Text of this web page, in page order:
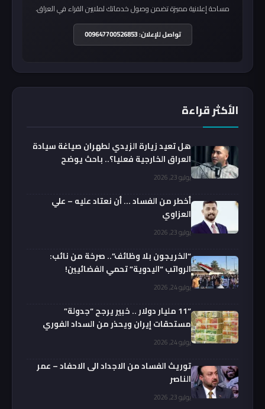
مساحة إعلانية مميزة تضمن وصول خدماتك لملايين القراء في العراق.
تواصل للإعلان: 009647700526853
الأكثر قراءة
هل تعيد زيارة الزيدي لطهران صياغة سيادة
العراق الخارجية فعليا؟.. باحث يوضح
يوليو 23, 2026
أخطر من الفساد … أن نعتاد عليه – علي
العزاوي
يوليو 23, 2026
“الخريجون بلا وظائف”.. صرخة من نائب:
الرواتب “اليدوية” تحمي الفضائيين!
يوليو 24, 2026
“11 مليار دولار .. خبير يرجح “جدولة”
مستحقات إيران ويحذر من السداد الفوري
يوليو 24, 2026
توريث الفساد من الاجداد الى الاحفاد – عمر
الناصر
يوليو 23, 2026